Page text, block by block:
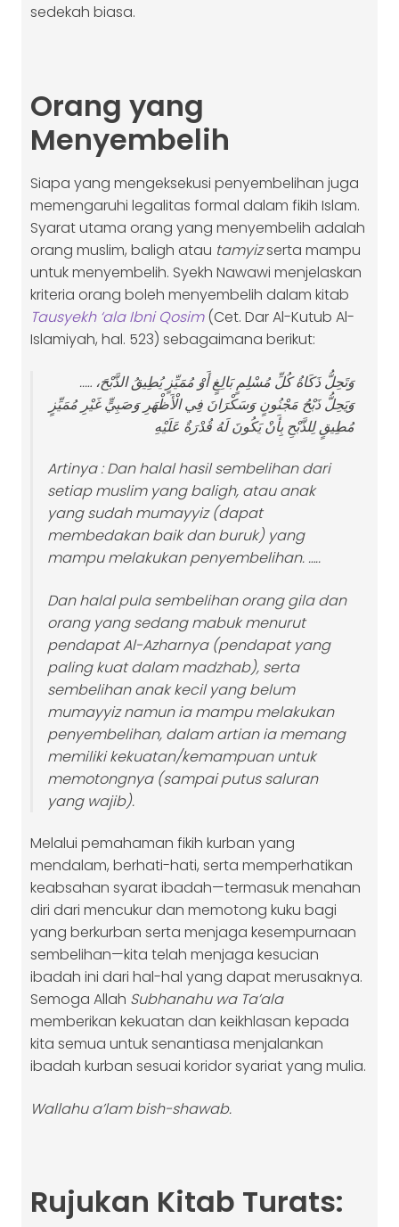
sedekah biasa.
Orang yang
Menyembelih
Siapa yang mengeksekusi penyembelihan juga
memengaruhi legalitas formal dalam fikih Islam.
Syarat utama orang yang menyembelih adalah
orang muslim, baligh atau tamyizserta mampu
untuk menyembelih. Syekh Nawawi menjelaskan
kriteria orang boleh menyembelih dalam kitab
Tausyekh ‘ala Ibni Qosim(Cet. Dar Al-Kutub Al-
Islamiyah, hal. 523) sebagaimana berikut:
وَتَحِلُّ ذَكَاةُ كُلِّ مُسْلِمٍ بَالِغٍ أَوْ مُمَيِّزٍ يُطِيقُ الذَّبْحَ، …..
وَيَحِلُّ ذَبْحُ مَجْنُونٍ وَسَكْرَانَ فِي الْأَظْهَرِ وَصَبِيٍّ غَيْرِ مُمَيِّزٍ
مُطِيقٍ لِلذَّبْحِ بِأَنْ يَكُونَ لَهُ قُدْرَةٌ عَلَيْهِ
Artinya :Dan halal hasil sembelihan dari
setiap muslim yang baligh, atau anak
yang sudah mumayyiz (dapat
membedakan baik dan buruk) yang
mampu melakukan penyembelihan. …..
Dan halal pula sembelihan orang gila dan
orang yang sedang mabuk menurut
pendapat Al-Azharnya (pendapat yang
paling kuat dalam madzhab), serta
sembelihan anak kecil yang belum
mumayyiz namun ia mampu melakukan
penyembelihan, dalam artian ia memang
memiliki kekuatan/kemampuan untuk
memotongnya (sampai putus saluran
yang wajib).
Melalui pemahaman fikih kurban yang
mendalam, berhati-hati, serta memperhatikan
keabsahan syarat ibadah—termasuk menahan
diri dari mencukur dan memotong kuku bagi
yang berkurban serta menjaga kesempurnaan
sembelihan—kita telah menjaga kesucian
ibadah ini dari hal-hal yang dapat merusaknya.
Semoga Allah Subhanahu wa Ta’ala
memberikan kekuatan dan keikhlasan kepada
kita semua untuk senantiasa menjalankan
ibadah kurban sesuai koridor syariat yang mulia.
Wallahu a’lam bish-shawab.
Rujukan Kitab Turats: